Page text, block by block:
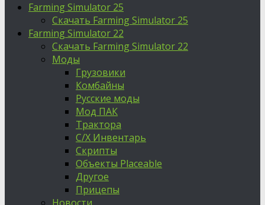
Farming Simulator 25
Скачать Farming Simulator 25
Farming Simulator 22
Скачать Farming Simulator 22
Моды
Грузовики
Комбайны
Русские моды
Мод ПАК
Трактора
С/Х Инвентарь
Скрипты
Объекты Placeable
Другое
Прицепы